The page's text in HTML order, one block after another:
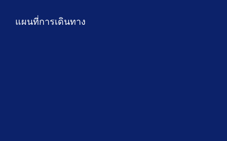
แผนที่การเดินทาง